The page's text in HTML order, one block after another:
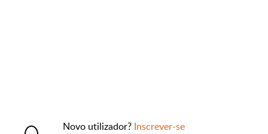
Novo utilizador? Inscrever-se